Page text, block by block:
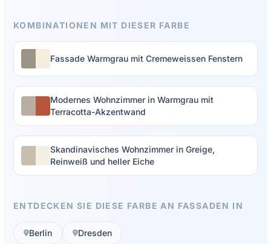
KOMBINATIONEN MIT DIESER FARBE
Fassade Warmgrau mit Cremeweissen Fenstern
Modernes Wohnzimmer in Warmgrau mit
Terracotta-Akzentwand
Skandinavisches Wohnzimmer in Greige,
Reinweiß und heller Eiche
ENTDECKEN SIE DIESE FARBE AN FASSADEN IN
Berlin Dresden